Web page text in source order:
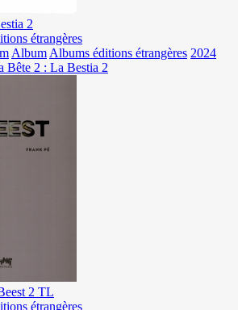
2
étrangères
Album Albums éditions étrangères 2024
Bête 2 : La Bestia 2
2 TL
étrangères